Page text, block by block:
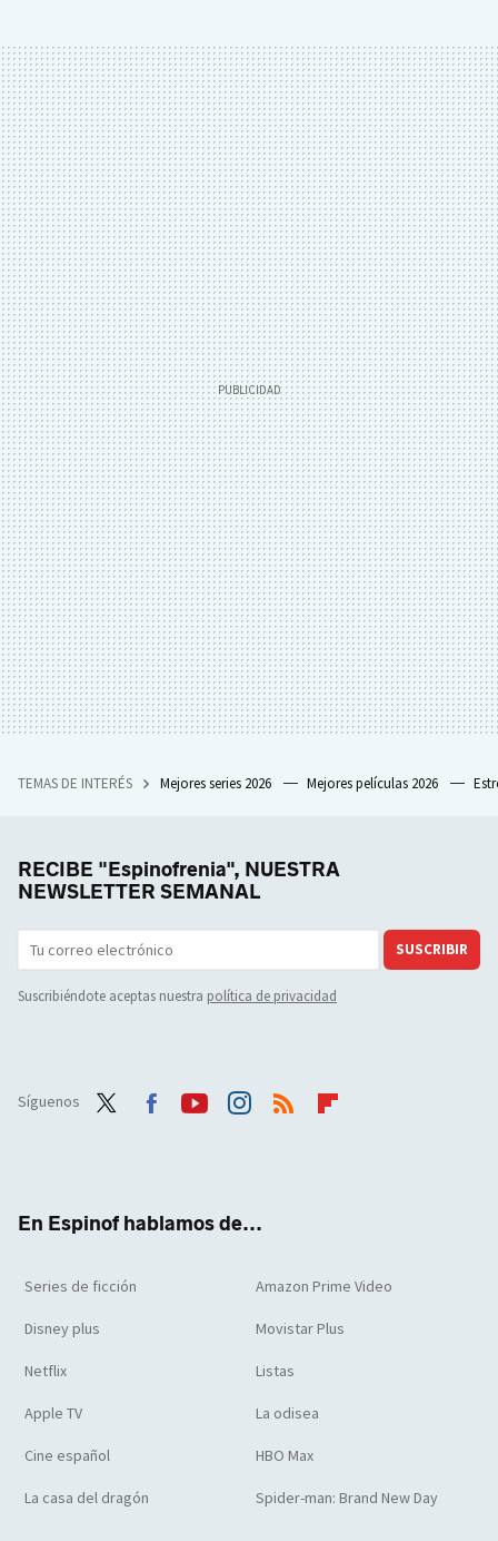
TEMAS DE INTERÉS Mejores series 2026 Mejores películas 2026
RECIBE "Espinofrenia", NUESTRA
NEWSLETTER SEMANAL
SUSCRIBIR
Suscribiéndote aceptas nuestra política de privacidad
Síguenos
En Espinof hablamos de...
Series de ficción Amazon Prime Video
Disney plus Movistar Plus
Netflix Listas
Apple TV La odisea
Cine español HBO Max
La casa del dragón Spider-man: Brand New Day